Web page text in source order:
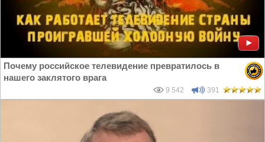
Почему российское телевидение превратилось в
нашего заклятого врага
9 542 391